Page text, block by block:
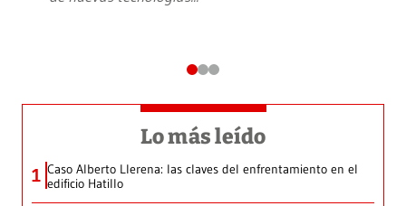
Lo más leído
1 Caso Alberto Llerena: las claves del enfrentamiento en el
edificio Hatillo